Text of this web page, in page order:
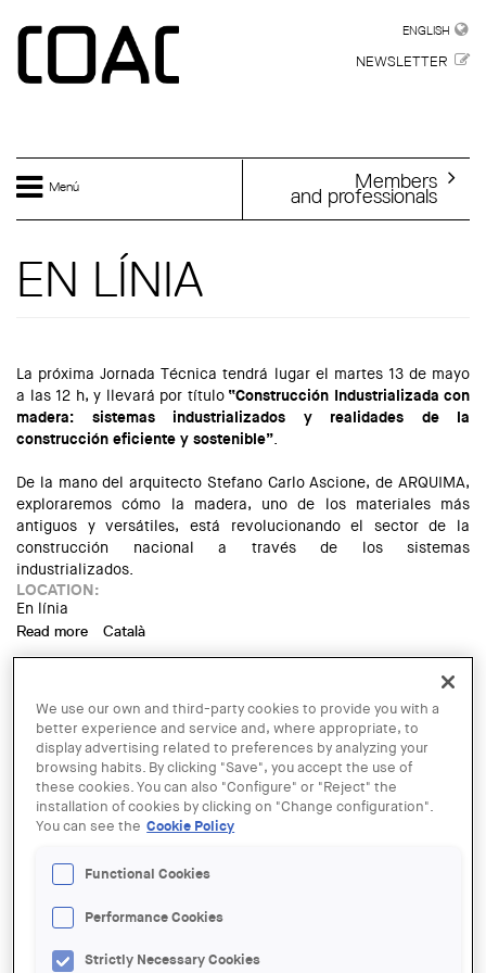
ENGLISH
NEWSLETTER
Menú Members
and professionals
EN LÍNIA
La próxima Jornada Técnica tendrá lugar el martes 13 de mayo
a las 12 h, y llevará por título “Construcción Industrializada con
madera: sistemas industrializados y realidades de la
construcción eficiente y sostenible”.
De la mano del arquitecto Stefano Carlo Ascione, de ARQUIMA,
exploraremos cómo la madera, uno de los materiales más
antiguos y versátiles, está revolucionando el sector de la
construcción nacional a través de los sistemas
industrializados.
LOCATION:
En línia
Read more about Jornada Técnica de ARQUIMA: Construcción
Industrializada con madera
Català
La propera Jornada Tècnica tindrà lloc el dimarts 13 de maig a
les 12 h, i portarà per títol“Construcció Industrialitzada amb
fusta: sistemes industrialitzats i realitats de la construcció
eficient i sostenible”.
De la mà de l'arquitecte Stefano Carlo Ascione, d'ARQUIMA,
explorarem com la fusta, un dels materials més antics i
versàtils, està revolucionant el sector de la construcció
nacional a través dels sistemes industrialitzats.
LOCATION:
Read moreabout Jornada Tècnica d’ARQUIMA: Construcció
Español
We use our own and third-party cookies to provide you with a
better experience and service and, where appropriate, to
display advertising related to preferences by analyzing your
browsing habits. By clicking "Save", you accept the use of
these cookies. You can also "Configure" or "Reject" the
installation of cookies by clicking on "Change configuration".
You can see the Cookie Policy
Functional Cookies
Performance Cookies
Strictly Necessary Cookies